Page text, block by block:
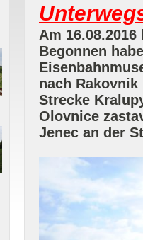
Am
Begonnen
nach
Strecke
Olovnice
Jenec an der